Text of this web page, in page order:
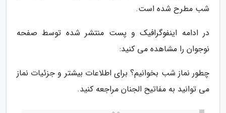
شب مطرح شده است.
در ادامه اینفوگرافیک و پست منتشر شده توسط صفحه
نوجوان را مشاهده می کنید:
چطور نماز شب بخوانیم؟ برای اطلاعات بیشتر و جزئیات نماز
می توانید به مفاتیح الجنان مراجعه کنید.